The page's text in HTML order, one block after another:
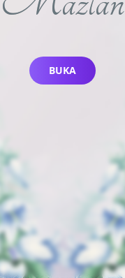
BUKA